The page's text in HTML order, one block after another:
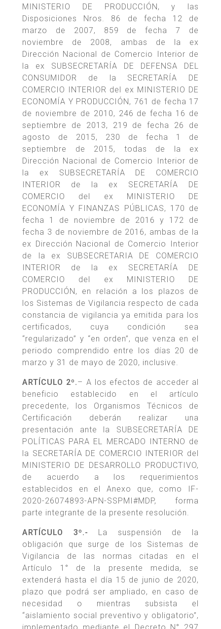
MINISTERIO DE PRODUCCIÓN, y las
Disposiciones Nros. 86 de fecha 12 de
marzo de 2007, 859 de fecha 7 de
noviembre de 2008, ambas de la ex
Dirección Nacional de Comercio Interior de
la ex SUBSECRETARÍA DE DEFENSA DEL
CONSUMIDOR de la SECRETARÍA DE
COMERCIO INTERIOR del ex MINISTERIO DE
ECONOMÍA Y PRODUCCIÓN, 761 de fecha 17
de noviembre de 2010, 246 de fecha 16 de
septiembre de 2013, 219 de fecha 26 de
agosto de 2015, 230 de fecha 1 de
septiembre de 2015, todas de la ex
Dirección Nacional de Comercio Interior de
la ex SUBSECRETARÍA DE COMERCIO
INTERIOR de la ex SECRETARÍA DE
COMERCIO del ex MINISTERIO DE
ECONOMÍA Y FINANZAS PÚBLICAS, 170 de
fecha 1 de noviembre de 2016 y 172 de
fecha 3 de noviembre de 2016, ambas de la
ex Dirección Nacional de Comercio Interior
de la ex SUBSECRETARIA DE COMERCIO
INTERIOR de la ex SECRETARÍA DE
COMERCIO del ex MINISTERIO DE
PRODUCCIÓN, en relación a los plazos de
los Sistemas de Vigilancia respecto de cada
constancia de vigilancia ya emitida para los
certificados, cuya condición sea
“regularizado” y “en orden”, que venza en el
periodo comprendido entre los días 20 de
marzo y 31 de mayo de 2020, inclusive.
ARTÍCULO 2º.– A los efectos de acceder al
beneficio establecido en el artículo
precedente, los Organismos Técnicos de
Certificación deberán realizar una
presentación ante la SUBSECRETARÍA DE
POLÍTICAS PARA EL MERCADO INTERNO de
la SECRETARÍA DE COMERCIO INTERIOR del
MINISTERIO DE DESARROLLO PRODUCTIVO,
de acuerdo a los requerimientos
establecidos en el Anexo que, como IF-
2020-26074893-APN-SSPMI#MDP, forma
parte integrante de la presente resolución.
ARTÍCULO 3º.- La suspensión de la
obligación que surge de los Sistemas de
Vigilancia de las normas citadas en el
Artículo 1° de la presente medida, se
extenderá hasta el día 15 de junio de 2020,
plazo que podrá ser ampliado, en caso de
necesidad o mientras subsista el
“aislamiento social preventivo y obligatorio”,